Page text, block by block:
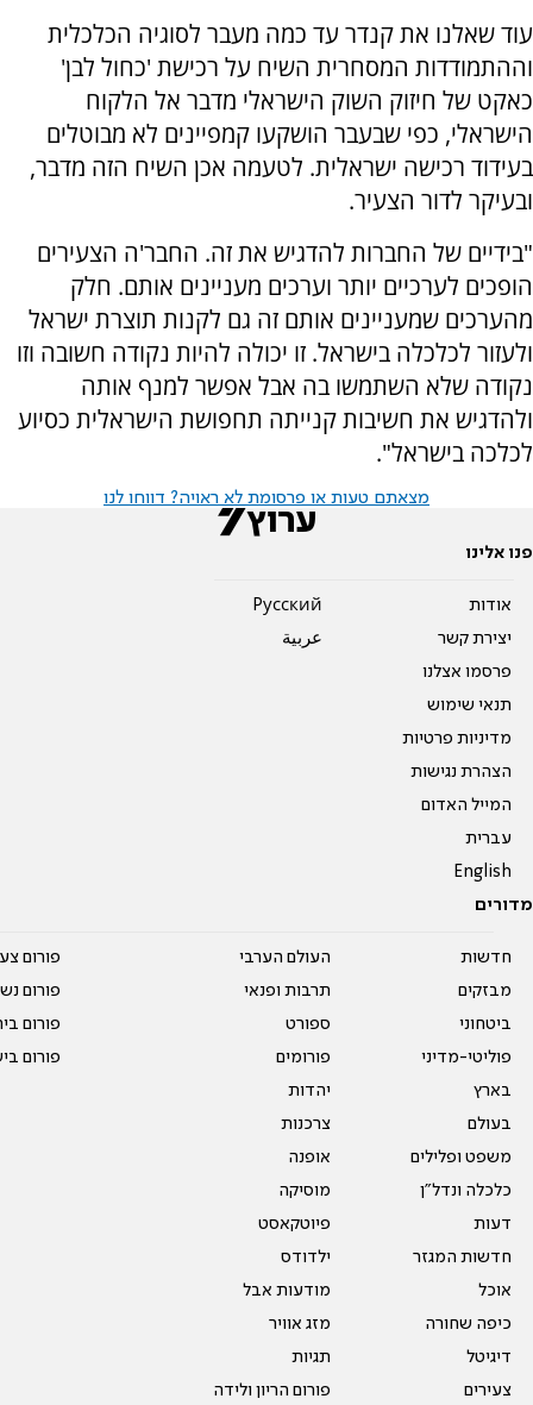
עוד שאלנו את קנדר עד כמה מעבר לסוגיה הכלכלית
וההתמודדות המסחרית השיח על רכישת 'כחול לבן'
כאקט של חיזוק השוק הישראלי מדבר אל הלקוח
הישראלי, כפי שבעבר הושקעו קמפיינים לא מבוטלים
בעידוד רכישה ישראלית. לטעמה אכן השיח הזה מדבר,
ובעיקר לדור הצעיר.
"בידיים של החברות להדגיש את זה. החבר'ה הצעירים
הופכים לערכיים יותר וערכים מעניינים אותם. חלק
מהערכים שמעניינים אותם זה גם לקנות תוצרת ישראל
ולעזור לכלכלה בישראל. זו יכולה להיות נקודה חשובה וזו
נקודה שלא השתמשו בה אבל אפשר למנף אותה
ולהדגיש את חשיבות קנייתה תחפושת הישראלית כסיוע
לכלכה בישראל".
מצאתם טעות או פרסומת לא ראויה? דווחו לנו
פנו אלינו
אודות
יצירת קשר
פרסמו אצלנו
תנאי שימוש
מדיניות פרטיות
הצהרת נגישות
המייל האדום
עברית
English
Pусский
عربية
מדורים
חדשות
מבזקים
ביטחוני
פוליטי-מדיני
בארץ
בעולם
משפט ופלילים
כלכלה ונדל"ן
דעות
חדשות המגזר
אוכל
כיפה שחורה
דיגיטל
צעירים
העולם הערבי
תרבות ופנאי
ספורט
פורומים
יהדות
צרכנות
אופנה
מוסיקה
פיוטקאסט
ילדודס
מודעות אבל
מזג אוויר
תגיות
פורום הריון ולידה
פורום
פורום
פורום
פורום